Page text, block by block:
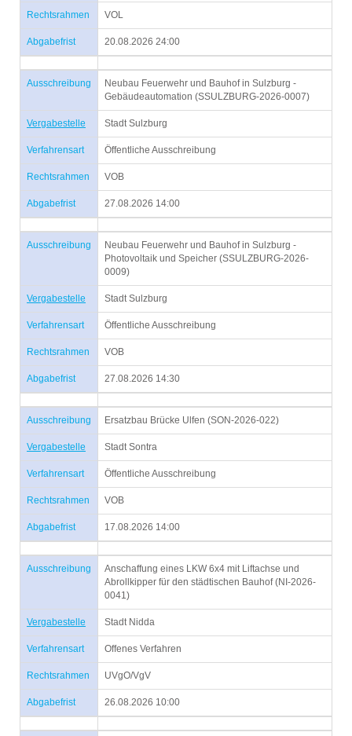
Rechtsrahmen VOL
Abgabefrist 20.08.2026 24:00
Ausschreibung
Neubau Feuerwehr und Bauhof in Sulzburg -
Gebäudeautomation (SSULZBURG-2026-0007)
Vergabestelle Stadt Sulzburg
Verfahrensart Öffentliche Ausschreibung
Rechtsrahmen VOB
Abgabefrist 27.08.2026 14:00
Ausschreibung
Neubau Feuerwehr und Bauhof in Sulzburg -
Photovoltaik und Speicher (SSULZBURG-2026-
0009)
Vergabestelle Stadt Sulzburg
Verfahrensart Öffentliche Ausschreibung
Rechtsrahmen VOB
Abgabefrist 27.08.2026 14:30
Ausschreibung Ersatzbau Brücke Ulfen (SON-2026-022)
Vergabestelle Stadt Sontra
Verfahrensart Öffentliche Ausschreibung
Rechtsrahmen VOB
Abgabefrist 17.08.2026 14:00
Ausschreibung
Anschaffung eines LKW 6x4 mit Liftachse und
Abrollkipper für den städtischen Bauhof (NI-2026-
0041)
Vergabestelle Stadt Nidda
Verfahrensart Offenes Verfahren
Rechtsrahmen UVgO/VgV
Abgabefrist 26.08.2026 10:00